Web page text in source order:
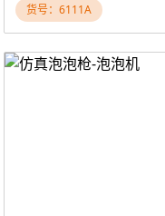
货号：6111A